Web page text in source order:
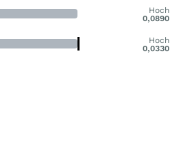
Hoch
0,0890
Hoch
0,0330